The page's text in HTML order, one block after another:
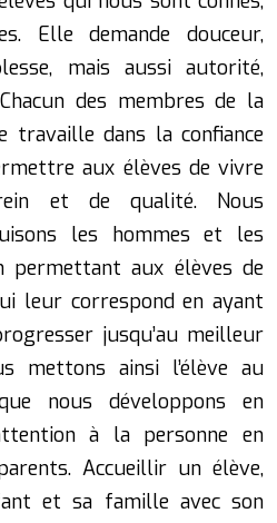
Elle demande douceur,
mais aussi autorité,
des membres de la
travaille dans la confiance
aux élèves de vivre
et de qualité. Nous
les hommes et les
permettant aux élèves de
leur correspond en ayant
jusqu’au meilleur
mettons ainsi l’élève au
nous développons en
à la personne en
Accueillir un élève,
et sa famille avec son